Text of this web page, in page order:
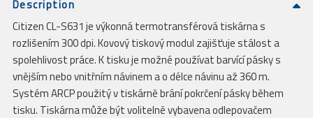
Description
Citizen CL-S631 je výkonná termotransférová tiskárna s
rozlišením 300 dpi. Kovový tiskový modul zajišťuje stálost a
spolehlivost práce. K tisku je možné používat barvící pásky s
vnějším nebo vnitřním návinem a o délce návinu až 360 m.
Systém ARCP použitý v tiskárně brání pokrčení pásky během
tisku. Tiskárna může být volitelně vybavena odlepovačem